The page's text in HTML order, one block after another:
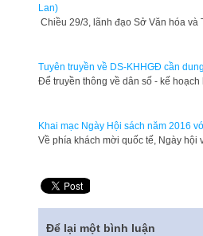
Lan)
Chiều 29/3, lãnh đạo Sở Văn hóa
Tuyên truyền về DS-KHHGĐ cần
​Để truyền thông về dân số - kế
Khai mạc Ngày Hội sách năm 2016
Về phía khách mời quốc tế, Ngày
Để lại một bình luận